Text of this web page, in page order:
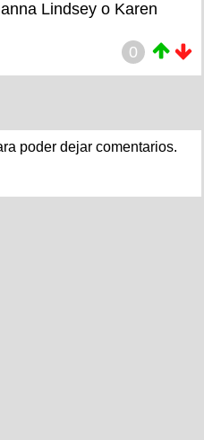
Lindsey o Karen
0
poder dejar comentarios.